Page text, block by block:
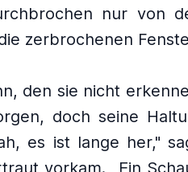
nur von
zerbrochenen
den sie nicht
doch seine
es ist lange her,"
vorkam.
Ein